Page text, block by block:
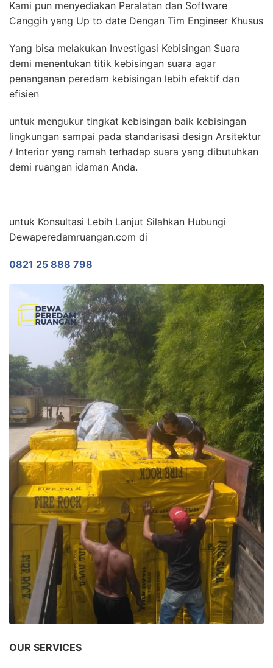
Kami pun menyediakan Peralatan dan Software
Canggih yang Up to date Dengan Tim Engineer Khusus
Yang bisa melakukan Investigasi Kebisingan Suara
demi menentukan titik kebisingan suara agar
penanganan peredam kebisingan lebih efektif dan
efisien
untuk mengukur tingkat kebisingan baik kebisingan
lingkungan sampai pada standarisasi design Arsitektur
/ Interior yang ramah terhadap suara yang dibutuhkan
demi ruangan idaman Anda.
untuk Konsultasi Lebih Lanjut Silahkan Hubungi
Dewaperedamruangan.com di
0821 25 888 798
OUR SERVICES